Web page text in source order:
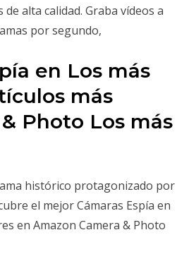
alta calidad. Graba vídeos a
por segundo,
en Los más
más
Photo Los más
histórico protagonizado por
el mejor Cámaras Espía en
en Amazon Camera & Photo